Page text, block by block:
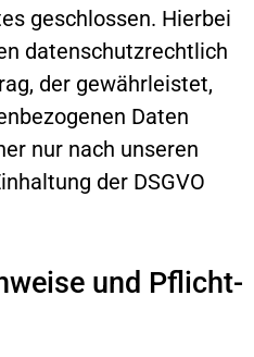
geschlossen. Hierbei
datenschutzrechtlich
der gewährleistet,
Daten
nur nach unseren
der DSGVO
und Pflicht­